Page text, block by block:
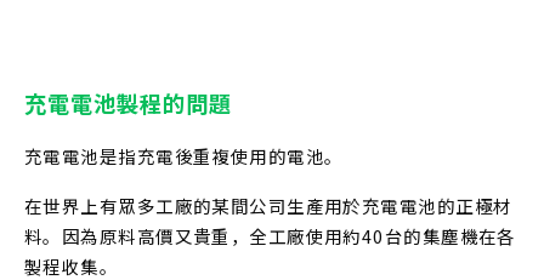
充電電池製程的問題
充電電池是指充電後重複使用的電池。
在世界上有眾多工廠的某間公司生產用於充電電池的正極材
料。因為原料高價又貴重，全工廠使用約40台的集塵機在各
製程收集。